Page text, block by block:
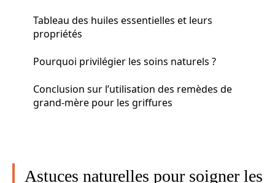
Tableau des huiles essentielles et leurs
propriétés
Pourquoi privilégier les soins naturels ?
Conclusion sur l’utilisation des remèdes de
grand-mère pour les griffures
Astuces naturelles pour soigner les